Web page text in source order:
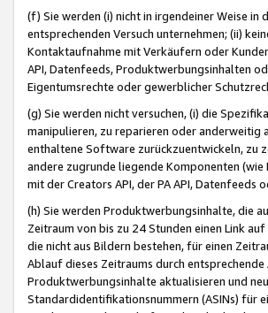
(f) Sie werden (i) nicht in irgendeiner Weise
entsprechenden Versuch unternehmen; (ii)
Kontaktaufnahme mit Verkäufern oder
API, Datenfeeds, Produktwerbungsinhalten
Eigentumsrechte oder gewerblicher
(g) Sie werden nicht versuchen, (i) die
manipulieren, zu reparieren oder
enthaltene Software zurückzuentwickeln, zu
andere zugrunde liegende Komponenten
mit der Creators API, der PA API,
(h) Sie werden Produktwerbungsinhalte, die
Zeitraum von bis zu 24 Stunden einen Link
die nicht aus Bildern bestehen, für einen
Ablauf dieses Zeitraums durch
Produktwerbungsinhalte aktualisieren und
Standardidentifikationsnummern (ASINs) für